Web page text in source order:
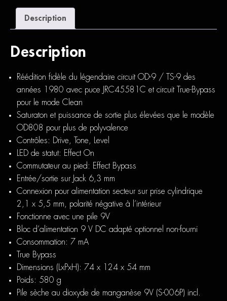
Description
Description
Réédition fidèle du légendaire circuit OD-9 / TS-9 des
années 1980 avec puce JRC45581C et circuit True-Bypass
pour le mode Clean
Saturaton et puissance de sortie plus élevées que le modèle
OD808 pour plus de polyvalence
Contrôles: Drive, Tone, Level
LED de statut: Effect On
Commutateur au pied: Effect Bypass
Entrée/sortie sur Jack 6,3 mm
Connexion pour alimentation secteur sur prise cylindrique
2,1 x 5,5 mm, polarité négative à l’intérieur
Fonctionne avec une pile 9V
Bloc d’alimentation 9 V DC adapté optionnel non-fourni
Consommation: 7 mA
True Bypass
Dimensions (LxPxH): 74 x 124 x 54 mm
Poids: 580 g
Pile sèche au dioxyde de manganèse 9V (S-006P) incl.